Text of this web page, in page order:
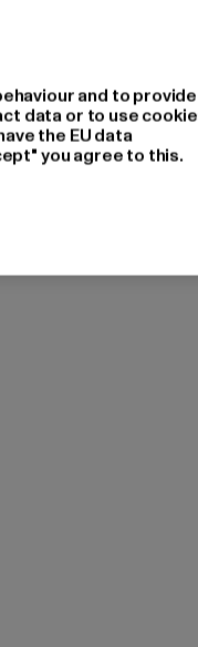
and to provide
data or to use
the EU data
you agree to this.